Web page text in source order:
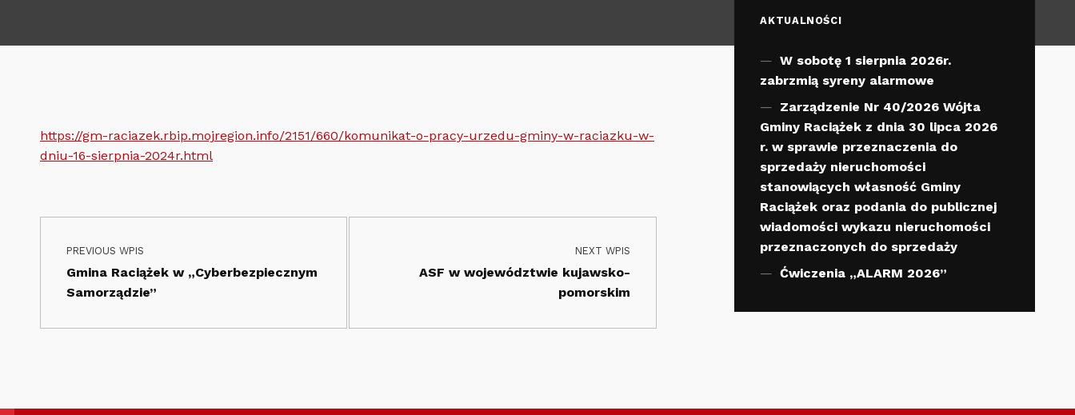
https://gm-raciazek.rbip.mojregion.info/2151/660/komunikat-o-pracy-urzedu-gminy-w-raciazku-w-
dniu-16-sierpnia-2024r.html
Skip back to main navigation
Nawigacja wpisu
PREVIOUS WPIS
Gmina Raciążek w „Cyberbezpiecznym
Samorządzie”
NEXT WPIS
ASF w województwie kujawsko-
pomorskim
AKTUALNOŚCI
W sobotę 1 sierpnia 2026r.
zabrzmią syreny alarmowe
Zarządzenie Nr 40/2026 Wójta
Gminy Raciążek z dnia 30 lipca 2026
r. w sprawie przeznaczenia do
sprzedaży nieruchomości
stanowiących własność Gminy
Raciążek oraz podania do publicznej
wiadomości wykazu nieruchomości
przeznaczonych do sprzedaży
Ćwiczenia „ALARM 2026”